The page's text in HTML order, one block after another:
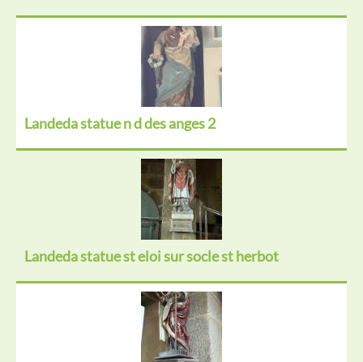
Landeda statue n d des anges 2
Landeda statue st eloi sur socle st herbot